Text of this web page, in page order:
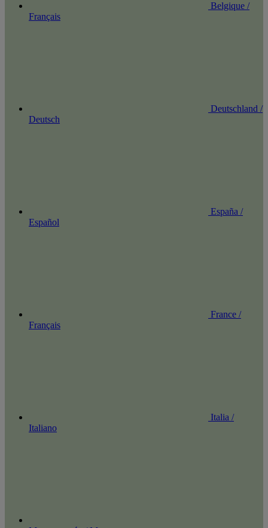
Belgique /
Français
Deutschland /
Deutsch
España /
Español
France /
Français
Italia /
Italiano